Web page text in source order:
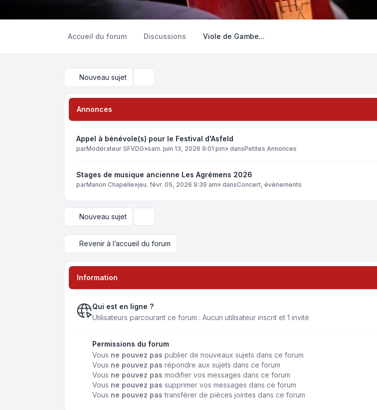
Accueil du forum Discussions Viole de Gambe...
Nouveau sujet
Annonces
Appel à bénévole(s) pour le Festival d'Asfeld
parModérateur SFVDG»sam. juin 13, 2026 9:01 pm» dansPetites Annonces
Stages de musique ancienne Les Agrémens 2026
parManon Chapelle»jeu. févr. 05, 2026 9:39 am» dansConcert, évènements
Nouveau sujet
Revenir à l’accueil du forum
Information
Qui est en ligne ?
Utilisateurs parcourant ce forum : Aucun utilisateur inscrit et 1 invité
Permissions du forum
Vous ne pouvez pas publier de nouveaux sujets dans ce forum
Vous ne pouvez pas répondre aux sujets dans ce forum
Vous ne pouvez pas modifier vos messages dans ce forum
Vous ne pouvez pas supprimer vos messages dans ce forum
Vous ne pouvez pas transférer de pièces jointes dans ce forum